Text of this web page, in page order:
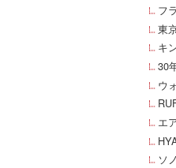
フ
東
キ
30
ウ
エ
ソ